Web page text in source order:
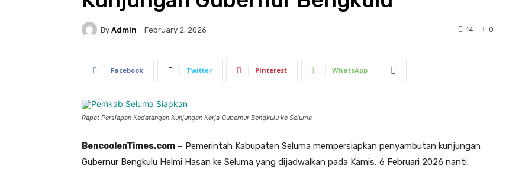
By Admin February 2, 2026 0
14
Facebook Twitter Pinterest WhatsApp
Rapat Persiapan Kedatangan Kunjungan Kerja Gubernur Bengkulu ke Seluma
BencoolenTimes.com – Pemerintah Kabupaten Seluma mempersiapkan penyambutan kunjungan
Gubernur Bengkulu Helmi Hasan ke Seluma yang dijadwalkan pada Kamis, 6 Februari 2026 nanti.